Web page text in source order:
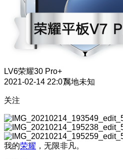
LV6荣耀30 Pro+
2021-02-14 22:07属地未知
关注
我的荣耀 ，无限非凡。